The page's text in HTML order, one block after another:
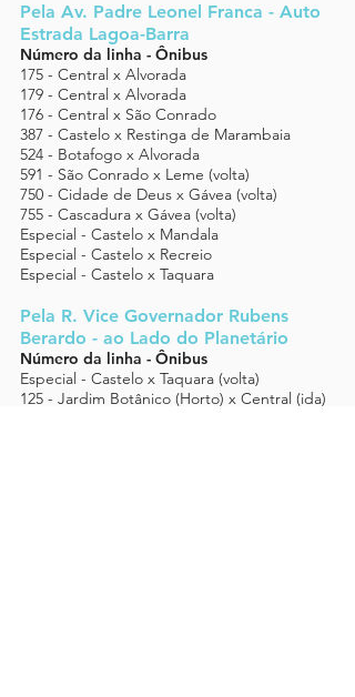
Pela Av. Padre Leonel Franca - Auto
Estrada Lagoa-Barra
Número da linha - Ônibus
175 - Central x Alvorada
179 - Central x Alvorada
176 - Central x São Conrado
387 - Castelo x Restinga de Marambaia
524 - Botafogo x Alvorada
591 - São Conrado x Leme (volta)
750 - Cidade de Deus x Gávea (volta)
755 - Cascadura x Gávea (volta)
Especial - Castelo x Mandala
Especial - Castelo x Recreio
Especial - Castelo x Taquara
Pela R. Vice Governador Rubens
Berardo - ao Lado do Planetário
Número da linha - Ônibus
Especial - Castelo x Taquara (volta)
125 - Jardim Botânico (Horto) x Central (ida)